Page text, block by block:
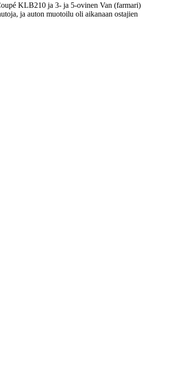
KLB210 ja 3- ja 5-ovinen Van (farmari)
ja auton muotoilu oli aikanaan ostajien